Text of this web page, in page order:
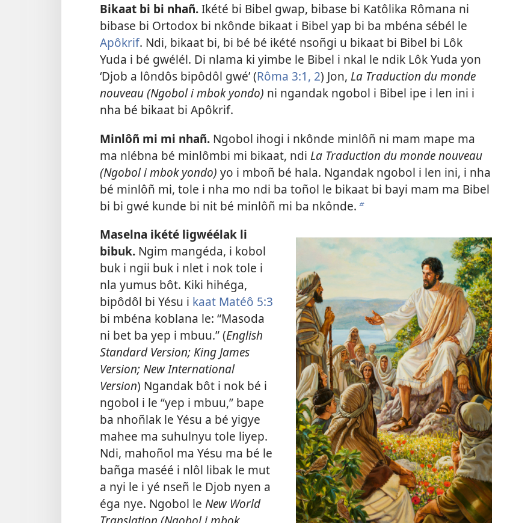
Bikaat bi bi nhañ.Ikété bi Bibel gwap, bibase bi Katôlika Rômana ni
bibase bi Ortodox bi nkônde bikaat i Bibel yap bi ba mbéna sébél le
Apôkrif. Ndi, bikaat bi, bi bé bé ikété nsoñgi u bikaat bi Bibel bi Lôk
Yuda i bé gwélél. Di nlama ki yimbe le Bibel i nkal le ndik Lôk Yuda yon
‘Djob a lôndôs bipôdôl gwé’ (Rôma 3:1, 2) Jon, La Traduction du monde
nouveau (Ngobol i mbok yondo) ni ngandak ngobol i Bibel ipe i len ini i
nha bé bikaat bi Apôkrif.
Minlôñ mi mi nhañ. Ngobol ihogi i nkônde minlôñ ni mam mape ma
ma nlébna bé minlômbi mi bikaat, ndi La Traduction du monde nouveau
(Ngobol i mbok yondo) yo i mboñ bé hala. Ngandak ngobol i len ini, i nha
bé minlôñ mi, tole i nha mo ndi ba toñol le bikaat bi bayi mam ma Bibel
bi bi gwé kunde bi nit bé minlôñ mi ba nkônde. b
Maselna ikété ligwéélak li
bibuk. Ngim mangéda, i kobol
buk i ngii buk i nlet i nok tole i
nla yumus bôt. Kiki hihéga,
bipôdôl bi Yésu i kaat Matéô 5:3
bi mbéna koblana le: “Masoda
ni bet ba yep i mbuu.” (English
Standard Version; King James
Version; New International
Version) Ngandak bôt i nok bé i
ngobol i le “yep i mbuu,” bape
ba nhoñlak le Yésu a bé yigye
mahee ma suhulnyu tole liyep.
Ndi, mahoñol ma Yésu ma bé le
bañga maséé i nlôl libak le mut
a nyi le i yé nseñ le Djob nyen a
éga nye. Ngobol le New World